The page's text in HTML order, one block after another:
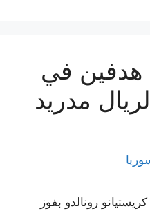
هدفين في
مدريد
رونالدو بفوز